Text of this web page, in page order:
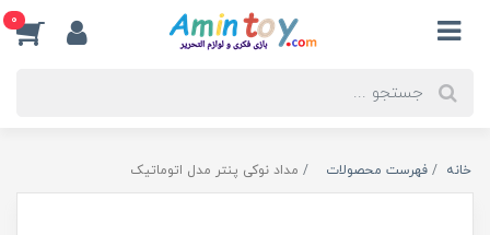
0
خانه فهرست محصولات مداد نوکی پنتر مدل اتوماتیک